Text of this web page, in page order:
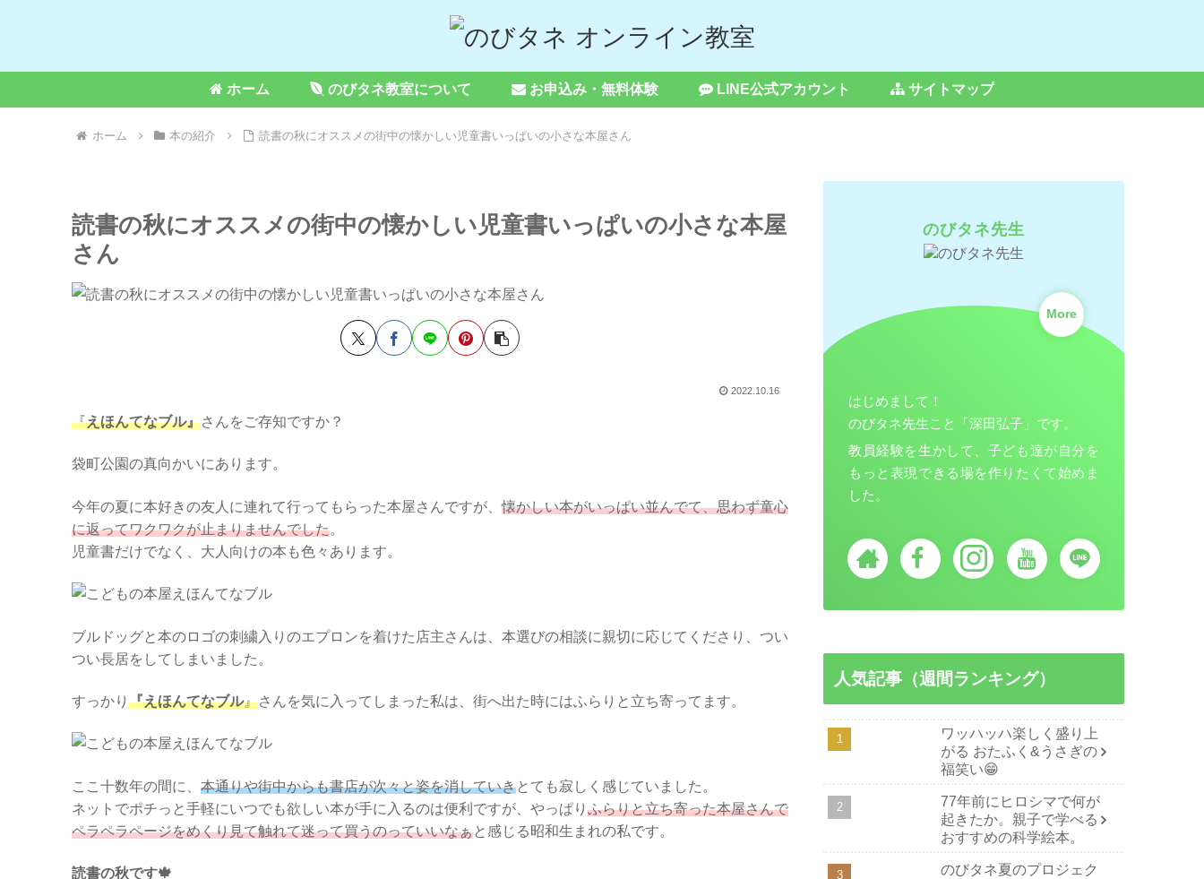
ホーム のびタネ教室について お申込み・無料体験 LINE公式アカウント サイトマップ
ホーム 本の紹介 読書の秋にオススメの街中の懐かしい児童書いっぱいの小さな本屋さん
読書の秋にオススメの街中の懐かしい児童書いっぱいの小さな本屋
さん
2022.10.16
『えほんてなブル』さんをご存知ですか？
袋町公園の真向かいにあります。
今年の夏に本好きの友人に連れて行ってもらった本屋さんですが、懐かしい本がいっぱい並んでて、思わず童心
に返ってワクワクが止まりませんでした。
児童書だけでなく、大人向けの本も色々あります。
ブルドッグと本のロゴの刺繍入りのエプロンを着けた店主さんは、本選びの相談に親切に応じてくださり、つい
つい長居をしてしまいました。
すっかり 『えほんてなブル』さんを気に入ってしまった私は、街へ出た時にはふらりと立ち寄ってます。
ここ十数年の間に、 本通りや街中からも書店が次々と姿を消していきとても寂しく感じていました。
ネットでポチっと手軽にいつでも欲しい本が手に入るのは便利ですが、やっぱり ふらりと立ち寄った本屋さんで
ペラペラページをめくり見て触れて迷って買うのっていいなぁと感じる昭和生まれの私です。
読書の秋です🍁
のびタネ先生
More
はじめまして！
のびタネ先生こと「深田弘子」です。
教員経験を生かして、子ども達が自分を
もっと表現できる場を作りたくて始めま
した。
人気記事（週間ランキング）
ワッハッハ楽しく盛り上
がる おたふく&うさぎの
福笑い😁
77年前にヒロシマで何が
起きたか。親子で学べる
おすすめの科学絵本。
のびタネ夏のプロジェク